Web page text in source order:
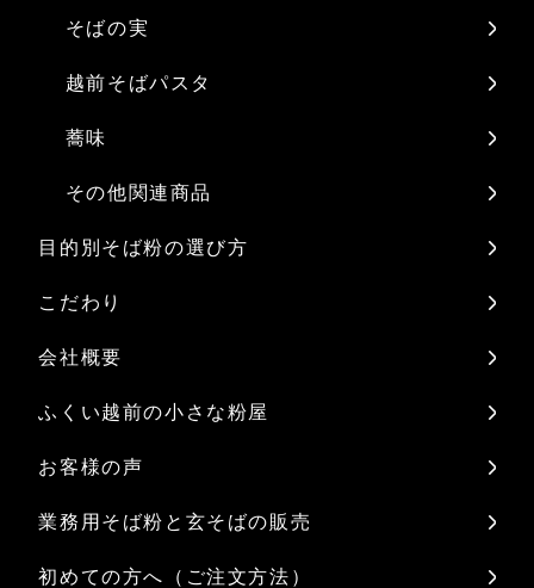
そばの実
越前そばパスタ
蕎味
その他関連商品
目的別そば粉の選び方
こだわり
会社概要
ふくい越前の小さな粉屋
お客様の声
業務用そば粉と玄そばの販売
初めての方へ（ご注文方法）